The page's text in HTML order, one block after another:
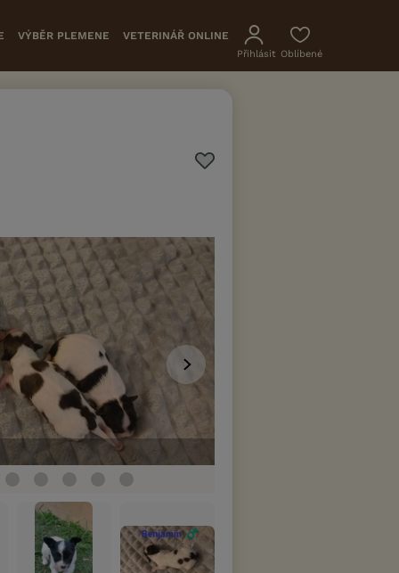
VÝBĚR PLEMENE VETERINÁŘ ONLINE
Přihlásit Oblíbené